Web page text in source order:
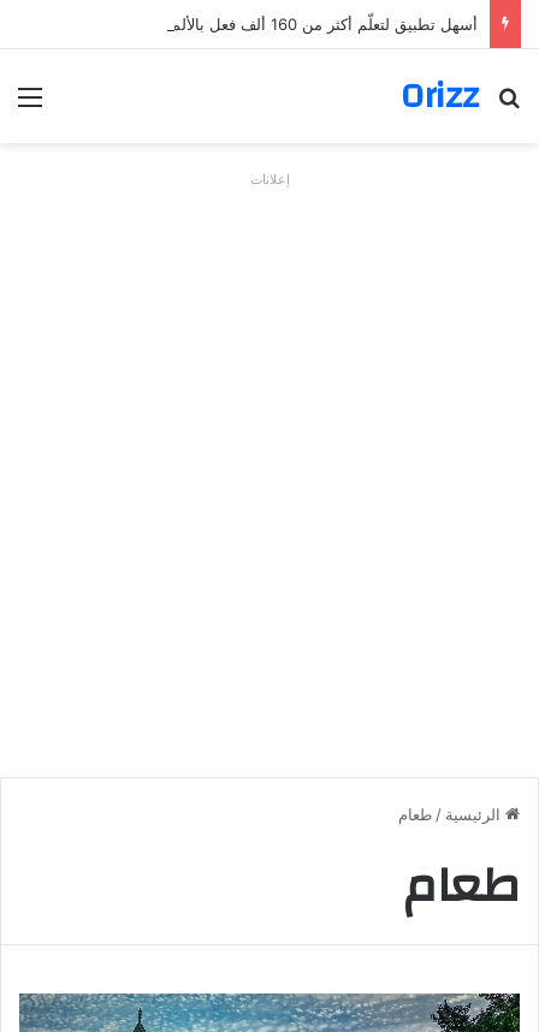
أسهل تطبيق لتعلّم أكثر من 160 ألف فعل بالألمانية
Orizz
بحث عن
إعلانات
الرئيسية / طعام
طعام